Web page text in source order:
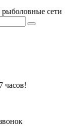
рыболовные сети
часов!